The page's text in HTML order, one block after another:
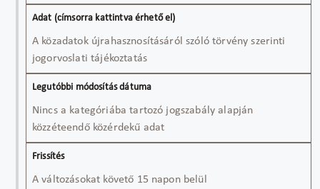
A közadatok újrahasznosításáról szóló törvény szerinti
jogorvoslati tájékoztatás
Nincs a kategóriába tartozó jogszabály alapján
közzéteendő közérdekű adat
A változásokat követő 15 napon belül